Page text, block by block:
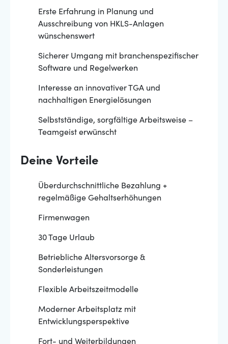
Erste Erfahrung in Planung und
Ausschreibung von HKLS-Anlagen
wünschenswert
Sicherer Umgang mit branchenspezifischer
Software und Regelwerken
Interesse an innovativer TGA und
nachhaltigen Energielösungen
Selbstständige, sorgfältige Arbeitsweise –
Teamgeist erwünscht
Deine Vorteile
Überdurchschnittliche Bezahlung +
regelmäßige Gehaltserhöhungen
Firmenwagen
30 Tage Urlaub
Betriebliche Altersvorsorge &
Sonderleistungen
Flexible Arbeitszeitmodelle
Moderner Arbeitsplatz mit
Entwicklungsperspektive
Fort- und Weiterbildungen